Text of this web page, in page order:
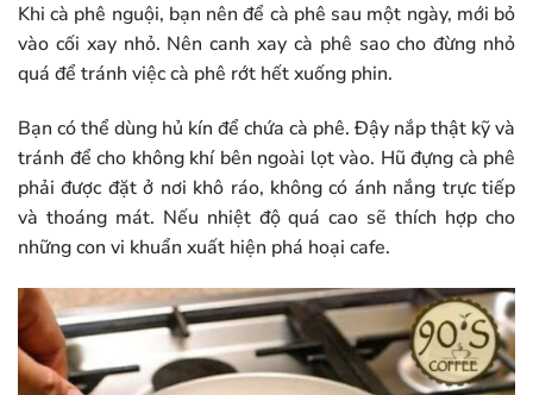
Khi cà phê nguội, bạn nên để cà phê sau một ngày, mới bỏ
vào cối xay nhỏ. Nên canh xay cà phê sao cho đừng nhỏ
quá để tránh việc cà phê rớt hết xuống phin.
Bạn có thể dùng hủ kín để chứa cà phê. Đậy nắp thật kỹ và
tránh để cho không khí bên ngoài lọt vào. Hũ đựng cà phê
phải được đặt ở nơi khô ráo, không có ánh nắng trực tiếp
và thoáng mát. Nếu nhiệt độ quá cao sẽ thích hợp cho
những con vi khuẩn xuất hiện phá hoại cafe.